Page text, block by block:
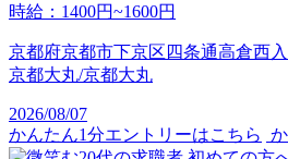
時給 ： 1400円~1600円
京都府京都市下京区四条通高倉西
京都大丸/京都大丸
2026/08/07
かんたん1分エントリーはこちら